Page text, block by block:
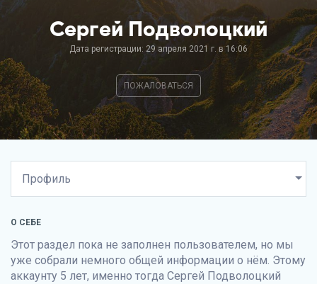
Сергей Подволоцкий
Дата регистрации: 29 апреля 2021 г. в 16:06
ПОЖАЛОВАТЬСЯ
О СЕБЕ
Этот раздел пока не заполнен пользователем, но мы
уже собрали немного общей информации о нём. Этому
аккаунту 5 лет, именно тогда Сергей Подволоцкий